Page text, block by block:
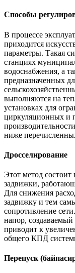
Способы
В процессе
приходится
параметры. Такая
станциях
водоснабжения, а
предназначенных
выполняются на
установках для
циркуляционных и
ниже
Дросселирование
Этот метод
задвижки,
Для снижения
задвижку и тем
сопротивление
напор,
приводит к
общего КПД
Перепуск